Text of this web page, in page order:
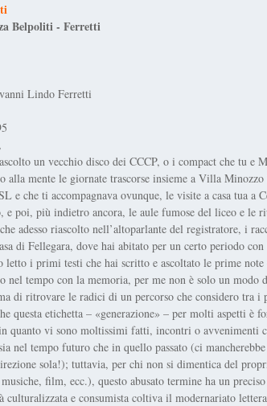
Belpoliti - Ferretti
Lindo Ferretti
un vecchio disco dei CCCP, o i compact che tu e
alla mente le giornate trascorse insieme a Villa
e che ti accompagnava ovunque, le visite a casa tua a
e poi, più indietro ancora, le aule fumose del liceo e le
adesso riascolto nell’altoparlante del registratore, i
di Fellegara, dove hai abitato per un certo periodo
letto i primi testi che hai scritto e ascoltato le prime note
nel tempo con la memoria, per me non è solo un modo
di ritrovare le radici di un percorso che considero tra
questa etichetta – «generazione» – per molti aspetti è
quanto vi sono moltissimi fatti, incontri o avvenimenti
nel tempo futuro che in quello passato (ci
sola!); tuttavia, per chi non si dimentica del
film, ecc.), questo abusato termine ha un
culturalizzata e consumista coltiva il modernariato